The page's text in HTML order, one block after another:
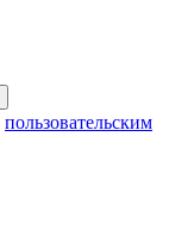
пользовательским